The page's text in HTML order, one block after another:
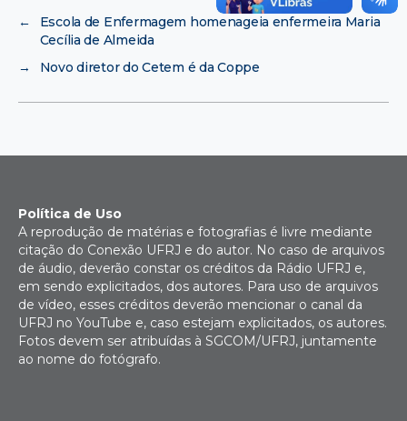
←
Escola de Enfermagem homenageia enfermeira Maria
Cecília de Almeida
→
Novo diretor do Cetem é da Coppe
Política de Uso
A reprodução de matérias e fotografias é livre mediante
citação do Conexão UFRJ e do autor. No caso de arquivos
de áudio, deverão constar os créditos da Rádio UFRJ e,
em sendo explicitados, dos autores. Para uso de arquivos
de vídeo, esses créditos deverão mencionar o canal da
UFRJ no YouTube e, caso estejam explicitados, os autores.
Fotos devem ser atribuídas à SGCOM/UFRJ, juntamente
ao nome do fotógrafo.